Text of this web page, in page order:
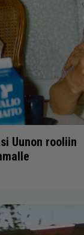
Uunon rooliin